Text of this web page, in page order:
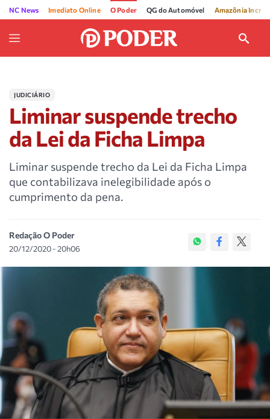
NC News Imediato Online O Poder QG do Automóvel Amazônia
JUDICIÁRIO
Liminar suspende trecho
da Lei da Ficha Limpa
Liminar suspende trecho da Lei da Ficha Limpa
que contabilizava inelegibilidade após o
cumprimento da pena.
Redação O Poder
20/12/2020 - 20h06